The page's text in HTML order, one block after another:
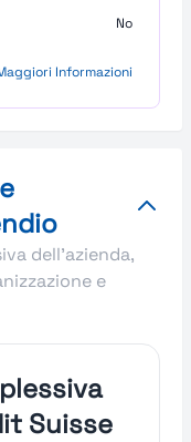
No
Informazioni
dell'azienda,
e
Suisse